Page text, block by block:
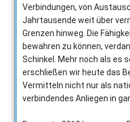
Verbindungen, von
Jahrtausende weit über
Grenzen hinweg. Die
bewahren zu können,
Schinkel. Mehr noch als es
erschließen wir heute das
Vermitteln nicht nur als
verbindendes Anliegen in